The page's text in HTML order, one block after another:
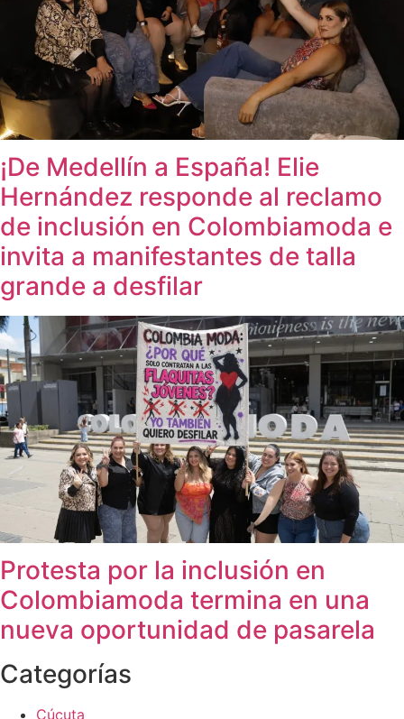
¡De Medellín a España! Elie
Hernández responde al reclamo
de inclusión en Colombiamoda e
invita a manifestantes de talla
grande a desfilar
Protesta por la inclusión en
Colombiamoda termina en una
nueva oportunidad de pasarela
Categorías
Cúcuta